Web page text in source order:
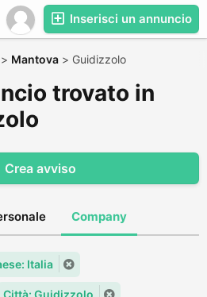
Inserisci un annuncio
> Mantova > Guidizzolo
trovato in
Crea avviso
Company
Italia
Città: Guidizzolo